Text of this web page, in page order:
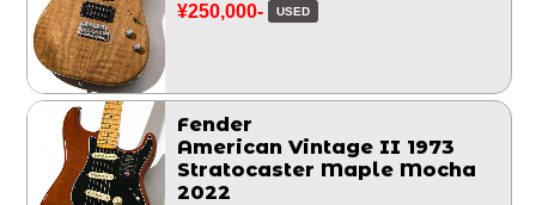
¥250,000- USED
Fender
American Vintage II 1973
Stratocaster Maple Mocha
2022